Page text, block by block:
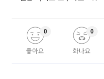
좋아요
0
화나요
0